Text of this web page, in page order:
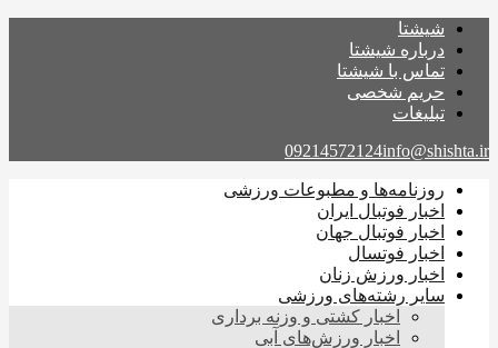
شیشتا
درباره شیشتا
تماس با شیشتا
حریم شخصی
تبلیغات
09214572124info@shishta.ir
روزنامه‌ها و مطبوعات ورزشی
اخبار فوتبال ایران
اخبار فوتبال جهان
اخبار فوتسال
اخبار ورزش زنان
سایر رشته‌های ورزشی
اخبار کشتی و وزنه برداری
اخبار ورزش‌های آبی